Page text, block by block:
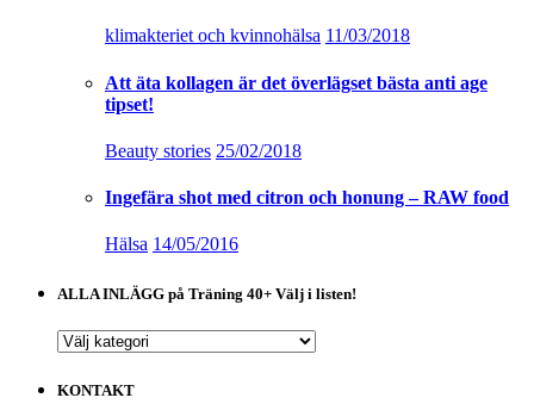
klimakteriet och kvinnohälsa 11/03/2018
Att äta kollagen är det överlägset bästa anti age
tipset!
Beauty stories 25/02/2018
Ingefära shot med citron och honung – RAW food
Hälsa 14/05/2016
ALLA INLÄGG på Träning 40+ Välj i listen!
ALLA
på
KONTAKT